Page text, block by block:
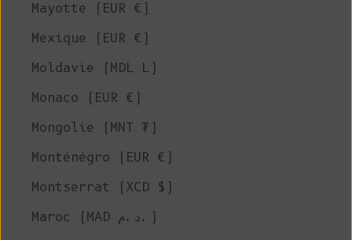
Mayotte (EUR €)
Mexique (EUR €)
Moldavie (MDL L)
Monaco (EUR €)
Mongolie (MNT ₮)
Monténégro (EUR €)
Montserrat (XCD $)
Maroc (MAD د.م.)